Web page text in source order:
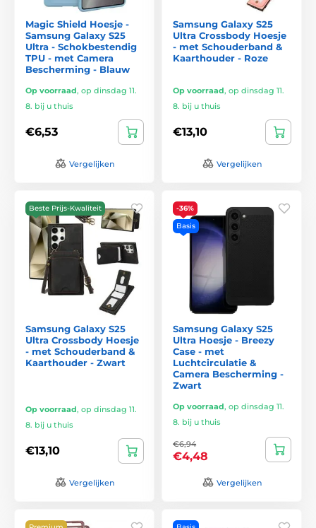
Magic Shield Hoesje -
Samsung Galaxy S25
Ultra - Schokbestendig
TPU - met Camera
Bescherming - Blauw
Op voorraad, op dinsdag 11.
8. bij u thuis
€6,53
Vergelijken
Samsung Galaxy S25
Ultra Crossbody Hoesje
- met Schouderband &
Kaarthouder - Roze
Op voorraad, op dinsdag 11.
8. bij u thuis
€13,10
Vergelijken
Beste Prijs-Kwaliteit
Samsung Galaxy S25
Ultra Crossbody Hoesje
- met Schouderband &
Kaarthouder - Zwart
Op voorraad, op dinsdag 11.
8. bij u thuis
€13,10
Vergelijken
-36%
Basis
Samsung Galaxy S25
Ultra Hoesje - Breezy
Case - met
Luchtcirculatie &
Camera Bescherming -
Zwart
Op voorraad, op dinsdag 11.
8. bij u thuis
€6,94
€4,48
Vergelijken